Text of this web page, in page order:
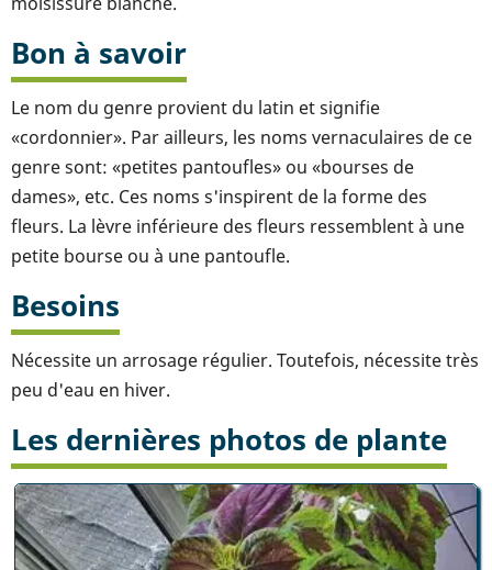
Bon à savoir
Le nom du genre provient du latin et signifie
«cordonnier». Par ailleurs, les noms vernaculaires de ce
genre sont: «petites pantoufles» ou «bourses de
dames», etc. Ces noms s'inspirent de la forme des
fleurs. La lèvre inférieure des fleurs ressemblent à une
petite bourse ou à une pantoufle.
Besoins
Nécessite un arrosage régulier. Toutefois, nécessite très
peu d'eau en hiver.
Les dernières photos de plante